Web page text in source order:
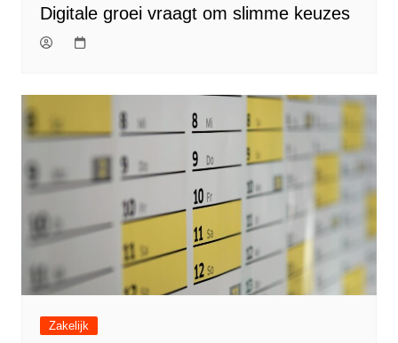
Digitale groei vraagt om slimme keuzes
Zakelijk